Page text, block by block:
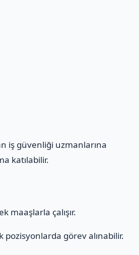
iş güvenliği uzmanlarına
katılabilir.
maaşlarla çalışır.
görev alınabilir.